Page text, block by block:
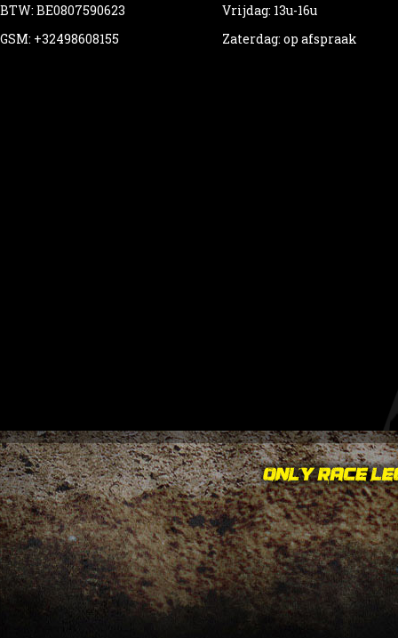
BTW: BE0807590623
GSM: +32498608155
Vrijdag: 13u-16u
Zaterdag: op afspraak